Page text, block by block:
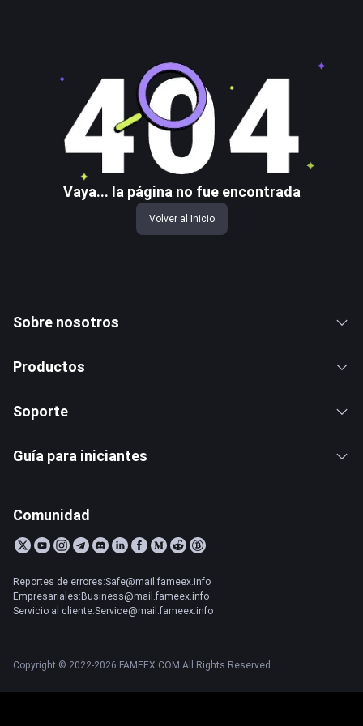
Vaya... la página no fue encontrada
Volver al Inicio
Sobre nosotros
Productos
Soporte
Guía para iniciantes
Comunidad
Reportes de errores:Safe@mail.fameex.info
Empresariales:Business@mail.fameex.info
Servicio al cliente:Service@mail.fameex.info
Copyright © 2022-2026 FAMEEX.COM All Rights Reserved